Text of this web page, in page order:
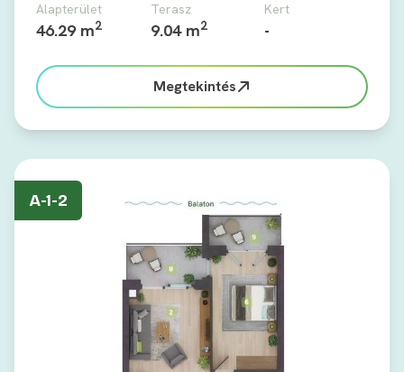
Alapterület
46.29 m2
Terasz
9.04 m2
Kert
-
Megtekintés
A-1-2